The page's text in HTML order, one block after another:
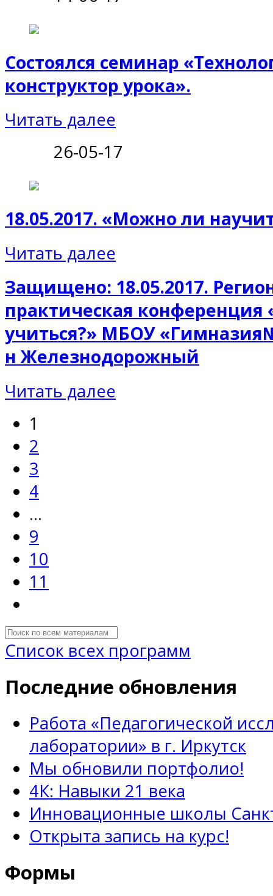
Состоялся семинар
конструктор урока».
Читать далее
26-05-17
18.05.2017. «Можно ли
Читать далее
Защищено: 18.05.2017.
практическая
учиться?» МБОУ
н Железнодорожный
Читать далее
1
2
3
4
…
9
10
11
Список всех программ
Последние обновления
Работа «Педагогической
лаборатории» в г. Иркутск
Мы обновили портфолио!
4К: Навыки 21 века
Инновационные школы
Открыта запись на курс!
Формы